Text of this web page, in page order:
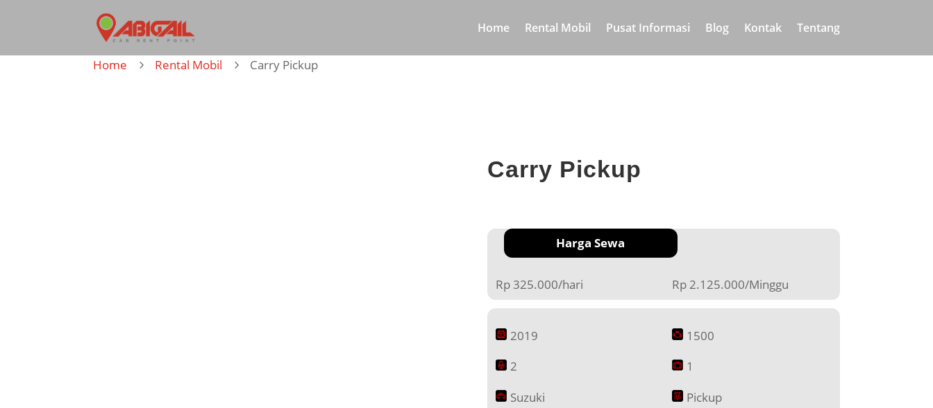
Home Rental Mobil Pusat Informasi Blog Kontak Tentang
Home 5 Rental Mobil 5 Carry Pickup
Carry Pickup
Harga Sewa
Rp 325.000/hari Rp 2.125.000/Minggu
2019
1500
2
1
Suzuki
Pickup